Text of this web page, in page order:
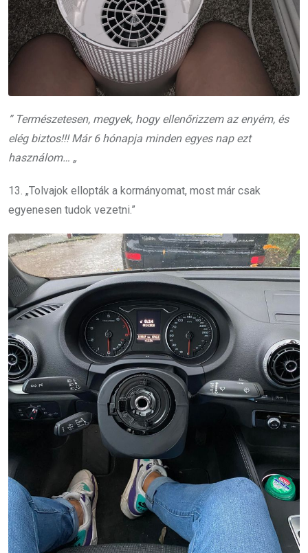
” Természetesen, megyek, hogy ellenőrizzem az enyém, és
elég biztos!!! Már 6 hónapja minden egyes nap ezt
használom… „
13. „Tolvajok ellopták a kormányomat, most már csak
egyenesen tudok vezetni.”